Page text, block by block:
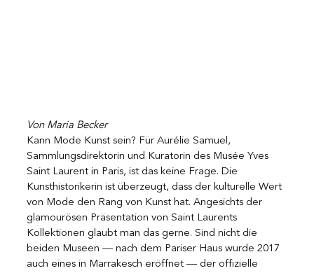
Von Maria Becker
Kann Mode Kunst sein? Für Aurélie Samuel,
Sammlungsdirektorin und Kuratorin des Musée Yves
Saint Laurent in Paris, ist das keine Frage. Die
Kunsthistorikerin ist überzeugt, dass der kulturelle Wert
von Mode den Rang von Kunst hat. Angesichts der
glamourösen Präsentation von Saint Laurents
Kollektionen glaubt man das gerne. Sind nicht die
beiden Museen — nach dem Pariser Haus wurde 2017
auch eines in Marrakesch eröffnet — der offizielle